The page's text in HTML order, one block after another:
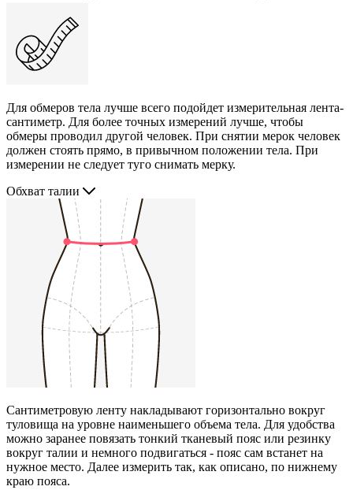
Для обмеров тела лучше всего подойдет измерительная лента-
сантиметр. Для более точных измерений лучше, чтобы
обмеры проводил другой человек. При снятии мерок человек
должен стоять прямо, в привычном положении тела. При
измерении не следует туго снимать мерку.
Обхват талии
Сантиметровую ленту накладывают горизонтально вокруг
туловища на уровне наименьшего объема тела. Для удобства
можно заранее повязать тонкий тканевый пояс или резинку
вокруг талии и немного подвигаться - пояс сам встанет на
нужное место. Далее измерить так, как описано, по нижнему
краю пояса.